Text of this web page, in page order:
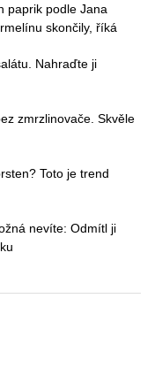
paprik podle Jana
skončily, říká
Nahraďte ji
zmrzlinovače. Skvěle
Toto je trend
nevíte: Odmítl ji